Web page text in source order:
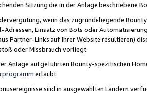
Sitzung die in der Anlage beschriebene
wenn das zugrundeliegende
Adressen, Einsatz von Bots oder
Partner-Links auf Ihrer Website resultieren)
oder Missbrauch vorliegt.
Anlage aufgeführten Bounty-spezifischen
erlaubt.
sind in ausgewählten Ländern